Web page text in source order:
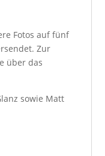
Fotos auf fünf
Zur
über das
sowie Matt